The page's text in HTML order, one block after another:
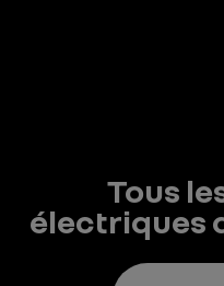
Tous
électriques